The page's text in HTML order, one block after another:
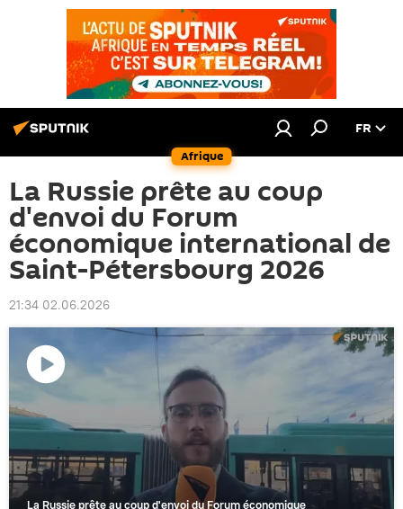
Afrique
FR
La Russie prête au coup
d'envoi du Forum
économique international de
Saint-Pétersbourg 2026
21:34 02.06.2026
Lire
vidéo
La Russie prête au coup d'envoi du Forum économique